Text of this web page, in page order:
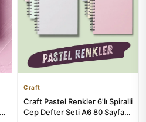
Craft
Craft Pastel Renkler 6'lı Spiralli
Cep Defter Seti A6 80 Sayfa